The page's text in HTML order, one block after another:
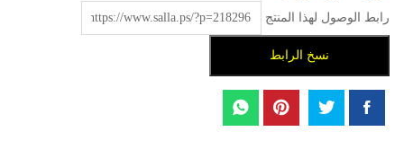
رابط الوصول لهذا المنتج
نسخ الرابط